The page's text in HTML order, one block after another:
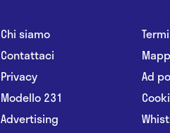
Chi siamo
Contattaci
Privacy
Modello 231
Advertising
Ad